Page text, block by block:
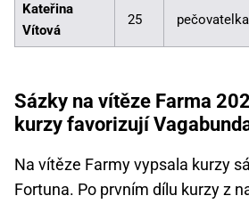
Kateřina
Vítová
25
Sázky na vítěze Farma
kurzy favorizují
Na vítěze Farmy vypsala kurzy
Fortuna. Po prvním dílu kurzy z